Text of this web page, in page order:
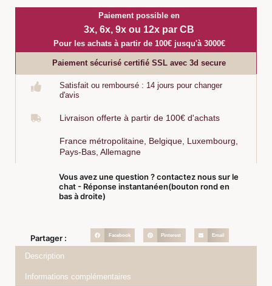
Paiement possible en
3x, 6x, 9x ou 12x par CB
Pour les achats à partir de 100€ jusqu'à 3000€
Paiement sécurisé certifié SSL avec 3d secure
Satisfait ou remboursé : 14 jours pour changer
d'avis
Livraison offerte à partir de 100€ d'achats
France métropolitaine, Belgique, Luxembourg,
Pays-Bas, Allemagne
Vous avez une question ? contactez nous sur le
chat - Réponse instantanéen(bouton rond en
bas à droite)
Partager : Facebook Pinterest Email
Description
Informations complémentaires